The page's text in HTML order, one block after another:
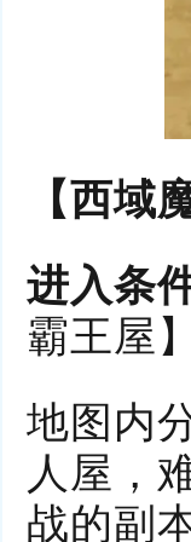
【西域
进入条
霸王屋
地图内
人屋，
战的副